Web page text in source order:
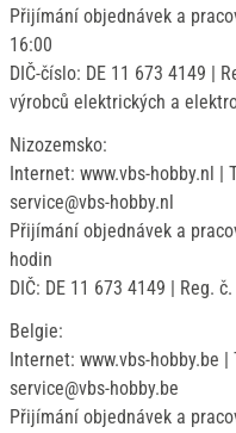
Přijímání objednávek a
16:00
DIČ-číslo: DE 11 673 4149 |
výrobců elektrických a
Nizozemsko:
Internet: www.vbs-hobby.nl |
service@vbs-hobby.nl
Přijímání objednávek a
hodin
DIČ: DE 11 673 4149 | Reg.
Belgie:
Internet: www.vbs-hobby.be
service@vbs-hobby.be
Přijímání objednávek a